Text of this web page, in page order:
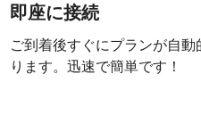
即座に接続
ご到着後すぐにプランが自動
ります。迅速で簡単です！